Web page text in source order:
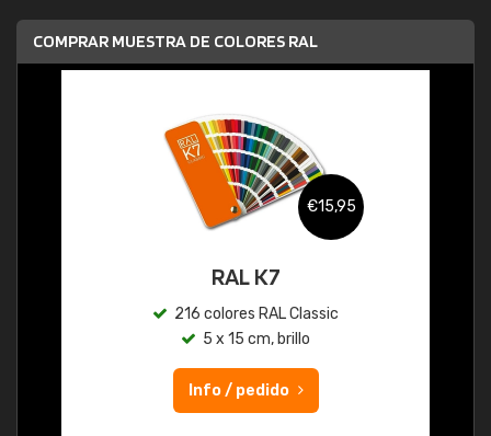
COMPRAR MUESTRA DE COLORES RAL
€15,95
RAL K7
216 colores RAL Classic
5 x 15 cm, brillo
Info / pedido